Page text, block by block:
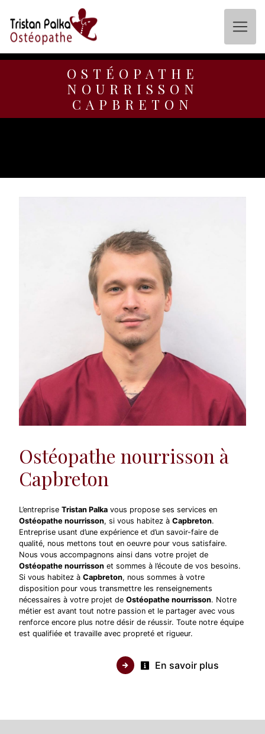
OSTÉOPATHE
NOURRISSON
CAPBRETON
Ostéopathe nourrisson à
Capbreton
L’entreprise Tristan Palka vous propose ses services en
Ostéopathe nourrisson, si vous habitez à Capbreton.
Entreprise usant d’une expérience et d’un savoir-faire de
qualité, nous mettons tout en oeuvre pour vous satisfaire.
Nous vous accompagnons ainsi dans votre projet de
Ostéopathe nourrisson et sommes à l’écoute de vos besoins.
Si vous habitez à Capbreton, nous sommes à votre
disposition pour vous transmettre les renseignements
nécessaires à votre projet de Ostéopathe nourrisson. Notre
métier est avant tout notre passion et le partager avec vous
renforce encore plus notre désir de réussir. Toute notre équipe
est qualifiée et travaille avec propreté et rigueur.
En savoir plus
Panneau de gestion des cookies